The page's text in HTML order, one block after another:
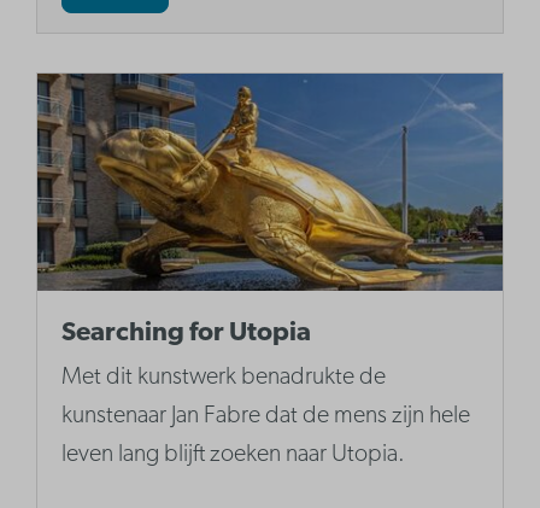
Searching for Utopia
Met dit kunstwerk benadrukte de
kunstenaar Jan Fabre dat de mens zijn hele
leven lang blijft zoeken naar Utopia.